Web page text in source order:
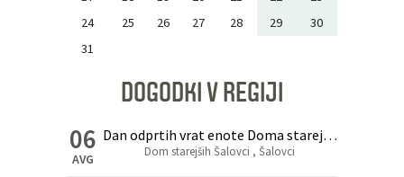
24
25 26 27 28 29
30
31
DOGODKI V REGIJI
06
AVG
Dan odprtih vrat enote Doma starejših v Šalovcih
Dom starejših Šalovci , Šalovci